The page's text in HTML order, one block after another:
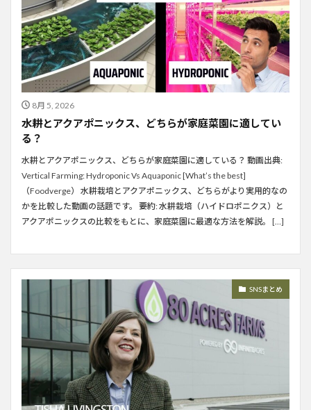
8月 5, 2026
水耕とアクアポニックス、どちらが家庭菜園に適してい
る？
水耕とアクアポニックス、どちらが家庭菜園に適している？ 動画出典:
Vertical Farming: Hydroponic Vs Aquaponic [What’s the best]
（Foodverge） 水耕栽培とアクアポニックス、どちらがより実用的なの
かを比較した動画の話題です。 要約: 水耕栽培（ハイドロポニクス）と
アクアポニックスの比較をもとに、家庭菜園に最適な方法を解説。 […]
SNSまとめ